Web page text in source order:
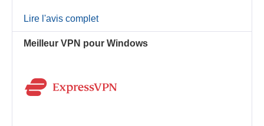
Lire l'avis complet
Meilleur VPN pour Windows